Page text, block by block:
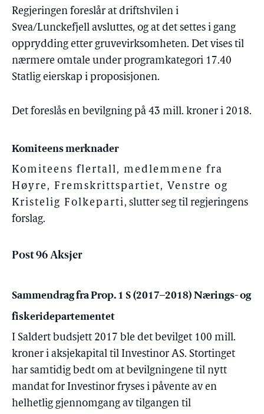
Regjeringen foreslår at driftshvilen i
Svea/Lunckefjell avsluttes, og at det settes i gang
opprydding etter gruvevirksomheten. Det vises til
nærmere omtale under programkategori 17.40
Statlig eierskap i proposisjonen.
Det foreslås en bevilgning på 43 mill. kroner i 2018.
Komiteens merknader
Komiteens flertall, medlemmene fra
Høyre, Fremskrittspartiet, Venstre og
Kristelig Folkeparti, slutter seg til regjeringens
forslag.
Post 96 Aksjer
Sammendrag fra Prop. 1 S (2017–2018) Nærings- og
fiskeridepartementet
I Saldert budsjett 2017 ble det bevilget 100 mill.
kroner i aksjekapital til Investinor AS. Stortinget
har samtidig bedt om at bevilgningene til nytt
mandat for Investinor fryses i påvente av en
helhetlig gjennomgang av tilgangen til